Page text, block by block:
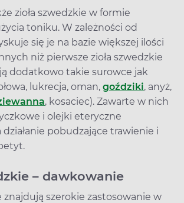
zioła szwedzkie w formie
toniku. W zależności od
się je na bazie większej ilości
niż pierwsze zioła szwedzkie
dodatkowo takie surowce jak
lukrecja, oman, goździki, anyż,
, kosaciec). Zawarte w nich
i olejki eteryczne
pobudzające trawienie i
– dawkowanie
znajdują szerokie zastosowanie w